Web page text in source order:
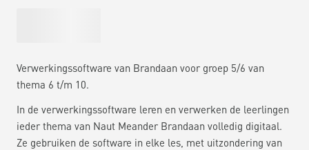
Verwerkingssoftware van Brandaan voor groep 5/6 van
thema 6 t/m 10.
In de verwerkingssoftware leren en verwerken de leerlingen
ieder thema van Naut Meander Brandaan volledig digitaal.
Ze gebruiken de software in elke les, met uitzondering van